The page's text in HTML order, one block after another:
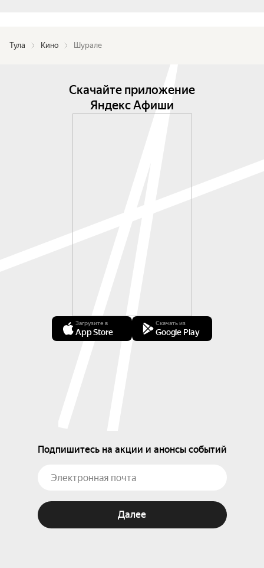
Тула Кино Шурале
Скачайте приложение
Яндекс Афиши
Загрузите в
App Store
Скачать из
Google Play
Подпишитесь на акции и анонсы событий
Далее